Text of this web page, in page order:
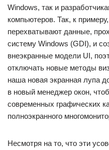
Windows, так и
компьютеров. Так, к
перехватывают данные,
систему Windows (GDI), и
внеэкранные модели UI,
отключать новые методы
наша новая экранная лупа
в новый менеджер окон,
современных графических
полноэкранного
Несмотря на то, что эти